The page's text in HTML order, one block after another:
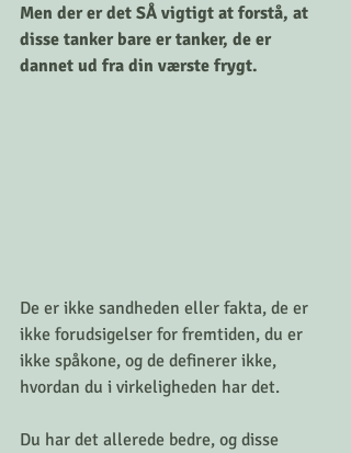
Men der er det SÅ vigtigt at forstå, at
disse tanker bare er tanker, de er
dannet ud fra din værste frygt.
De er ikke sandheden eller fakta, de er
ikke forudsigelser for fremtiden, du er
ikke spåkone, og de definerer ikke,
hvordan du i virkeligheden har det.
Du har det allerede bedre, og disse